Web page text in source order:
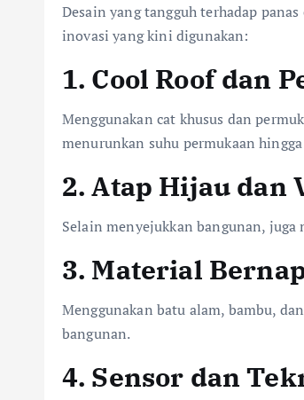
Desain yang tangguh terhadap
inovasi yang kini digunakan:
1. Cool Roof dan
Menggunakan cat khusus dan
menurunkan suhu permukaan hingga
2.Atap Hijau dan
Selain menyejukkan bangunan,
3. Material
Menggunakan batu alam, bambu,
bangunan.
4. Sensor dan